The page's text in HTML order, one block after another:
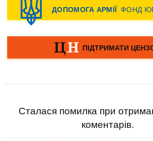
Сталася помилка при
коментарів.